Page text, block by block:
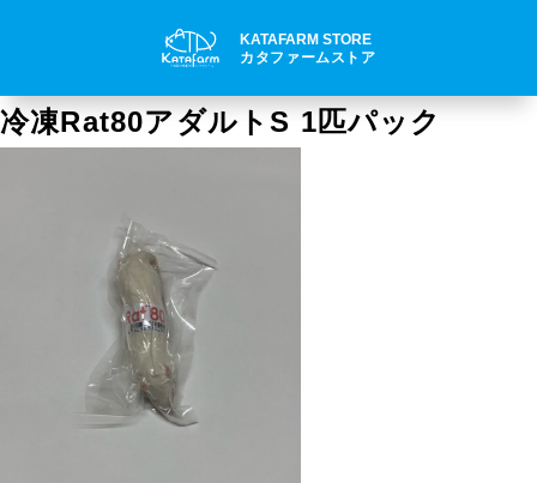
KATAFARM STORE
カタファームストア
冷凍Rat80アダルトS 1匹パック